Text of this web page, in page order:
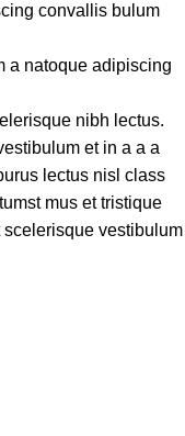
convallis bulum
a natoque adipiscing
nibh lectus.
et in a a a
lectus nisl class
mus et tristique
vestibulum